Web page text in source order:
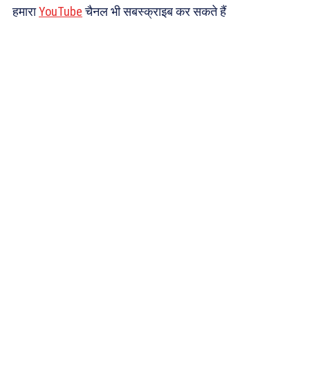
हमाराYouTubeचैनल भी सबस्क्राइब कर सकते हैं